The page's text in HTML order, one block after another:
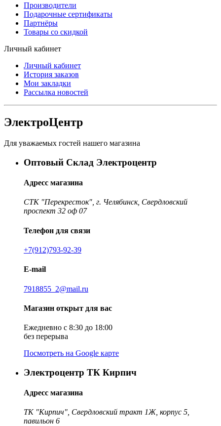
Производители
Подарочные сертификаты
Партнёры
Товары со скидкой
Личный кабинет
Личный кабинет
История заказов
Мои закладки
Рассылка новостей
ЭлектроЦентр
Для уважаемых гостей нашего магазина
Оптовый Склад Электроцентр
Адресс магазина
СТК "Перекресток", г. Челябинск, Свердловский
проспект 32 оф 07
Телефон для связи
+7(912)793-92-39
E-mail
7918855_2@mail.ru
Магазин открыт для вас
Ежедневно с 8:30 до 18:00
без перерыва
Посмотреть на Google карте
Электроцентр ТК Кирпич
Адресс магазина
ТК "Кирпич", Свердловский тракт 1Ж, корпус 5,
павильон 6